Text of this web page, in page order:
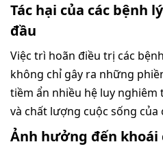
Tác hại của các bệnh
đầu
Việc trì hoãn điều trị các
không chỉ gây ra những
tiềm ẩn nhiều hệ luy
và chất lượng cuộc sống của
Ảnh hưởng đến khoái